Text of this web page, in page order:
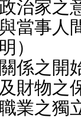
治家之
當事人
）
係之開
財物之
業之獨